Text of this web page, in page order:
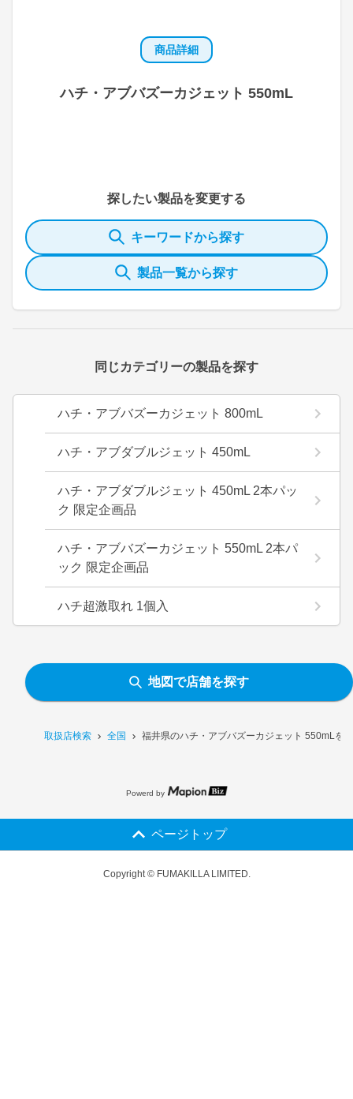
取扱店検索 全国 福井県のハチ・アブバズーカジェット 550mLを
商品詳細
ハチ・アブバズーカジェット 550mL
探したい製品を変更する
キーワードから探す
製品一覧から探す
同じカテゴリーの製品を探す
ハチ・アブバズーカジェット 800mL
ハチ・アブダブルジェット 450mL
ハチ・アブダブルジェット 450mL 2本パッ
ク 限定企画品
ハチ・アブバズーカジェット 550mL 2本パ
ック 限定企画品
ハチ超激取れ 1個入
地図で店舗を探す
Powerd by
ページトップ
Copyright © FUMAKILLA LIMITED.